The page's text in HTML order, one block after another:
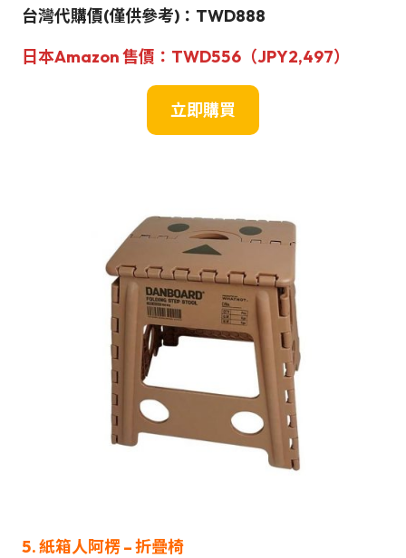
台灣代購價(僅供參考) ：TWD888
日本Amazon售價： TWD556（JPY2,497）
立即購買
5. 紙箱人阿楞 – 折疊椅